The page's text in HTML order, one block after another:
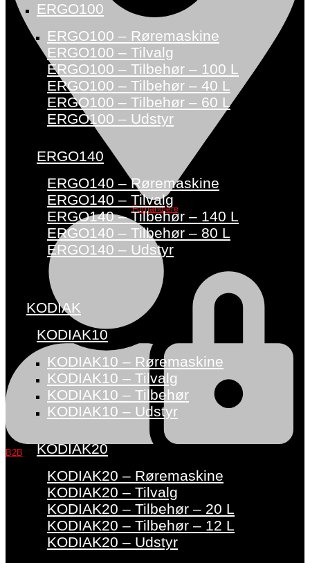
Forhandlere
B2B
ERGO100
ERGO100 – Røremaskine
ERGO100 – Tilvalg
ERGO100 – Tilbehør – 100 L
ERGO100 – Tilbehør – 40 L
ERGO100 – Tilbehør – 60 L
ERGO100 – Udstyr
ERGO140
ERGO140 – Røremaskine
ERGO140 – Tilvalg
ERGO140 – Tilbehør – 140 L
ERGO140 – Tilbehør – 80 L
ERGO140 – Udstyr
KODIAK
KODIAK10
KODIAK10 – Røremaskine
KODIAK10 – Tilvalg
KODIAK10 – Tilbehør
KODIAK10 – Udstyr
KODIAK20
KODIAK20 – Røremaskine
KODIAK20 – Tilvalg
KODIAK20 – Tilbehør – 20 L
KODIAK20 – Tilbehør – 12 L
KODIAK20 – Udstyr